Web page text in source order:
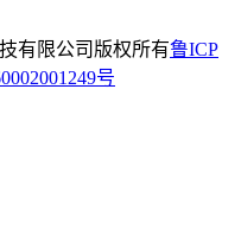
有限公司版权所有鲁ICP
号